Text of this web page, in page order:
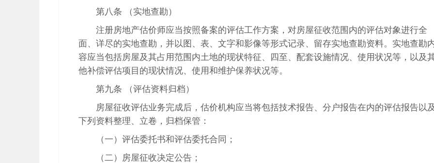
第八条 （实地查勘）
注册房地产估价师应当按照备案的评估工作方案，对房屋征收范围内的评估对象进行全
面、详尽的实地查勘，并以图、表、文字和影像等形式记录、留存实地查勘资料。实地查勘
容应当包括房屋及其占用范围内土地的现状特征、四至、配套设施情况、使用状况等，以及
他补偿评估项目的现状情况、使用和维护保养状况等。
第九条 （评估资料归档）
房屋征收评估业务完成后，估价机构应当将包括技术报告、分户报告在内的评估报告以及
下列资料整理、立卷，归档保管：
（一）评估委托书和评估委托合同；
（二）房屋征收决定公告；